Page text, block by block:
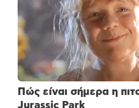
Πώς είναι σήμερα η
Jurassic Park